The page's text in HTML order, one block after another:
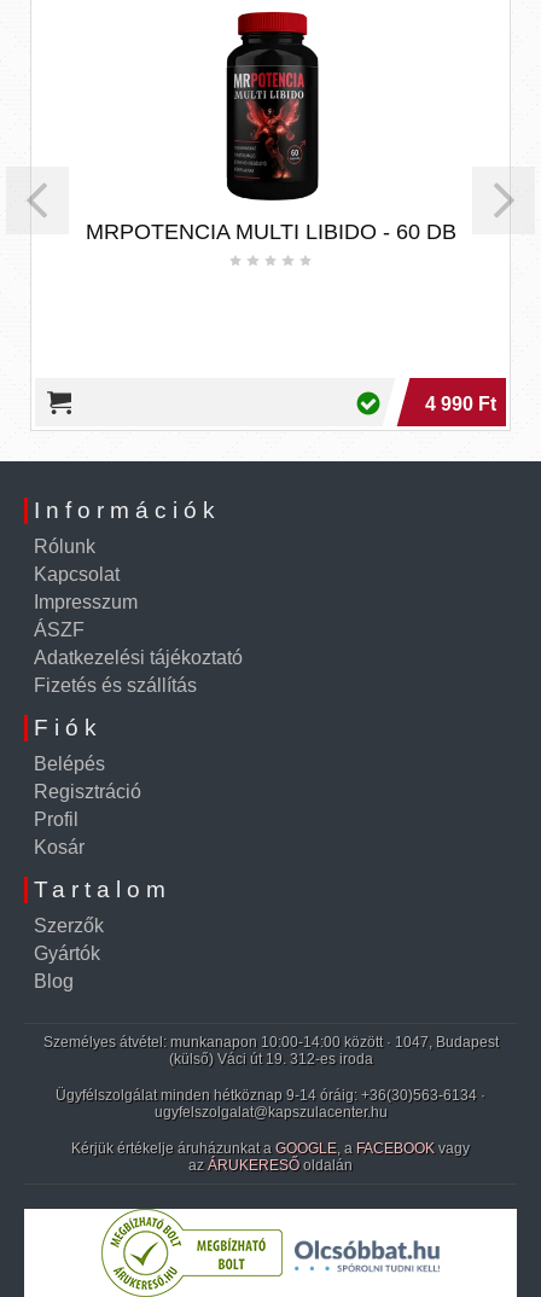
MRPOTENCIA MULTI LIBIDO - 60 DB
4 990 Ft
Információk
Rólunk
Kapcsolat
Impresszum
ÁSZF
Adatkezelési tájékoztató
Fizetés és szállítás
Fiók
Belépés
Regisztráció
Profil
Kosár
Tartalom
Szerzők
Gyártók
Blog
Személyes átvétel: munkanapon 10:00-14:00 között · 1047, Budapest
(külső) Váci út 19. 312-es iroda
Ügyfélszolgálat minden hétköznap 9-14 óráig: +36(30)563-6134 ·
ugyfelszolgalat@kapszulacenter.hu
Kérjük értékelje áruházunkat a GOOGLE, a FACEBOOK vagy
az ÁRUKERESŐ oldalán